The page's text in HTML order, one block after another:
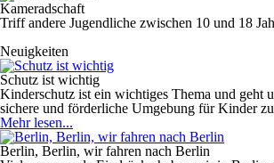
Kameradschaft
Triff andere Jugendliche zwischen 10 und 18
Neuigkeiten
Schutz ist wichtig
Kinderschutz ist ein wichtiges Thema und geht
sichere und förderliche Umgebung für Kinder
Mehr lesen...
Berlin, Berlin, wir fahren nach Berlin